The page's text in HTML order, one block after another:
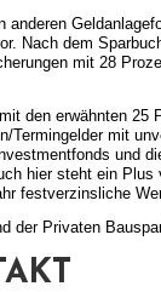
anderen
Nach dem
mit 28
den erwähnten 25
Termingelder mit
und
hier steht ein
festverzinsliche
der Privaten